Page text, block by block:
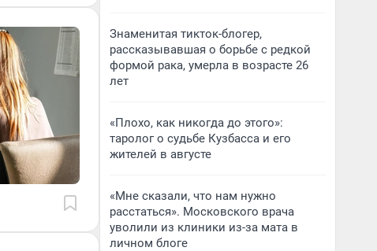
Знаменитая тикток-блогер,
рассказывавшая о борьбе с редкой
формой рака, умерла в возрасте 26
лет
«Плохо, как никогда до этого»:
таролог о судьбе Кузбасса и его
жителей в августе
«Мне сказали, что нам нужно
расстаться». Московского врача
уволили из клиники из-за мата в
личном блоге